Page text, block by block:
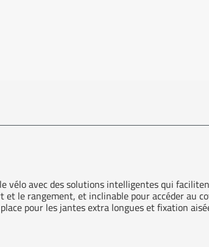
vélo avec des solutions intelligentes qui
le rangement, et inclinable pour accéder au
pour les jantes extra longues et fixation